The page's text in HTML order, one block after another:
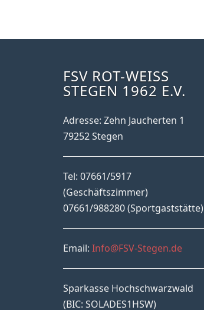
FSV ROT-WEISS S
TEGEN 1962 E.V.
Adresse: Zehn Jaucherten 1
79252 Stegen
Tel: 07661/5917
(Geschäftszimmer)
07661/988280 (Sportgaststätte)
Email: Info@FSV-Stegen.de
Sparkasse Hochschwarzwald
(BIC: SOLADES1HSW)